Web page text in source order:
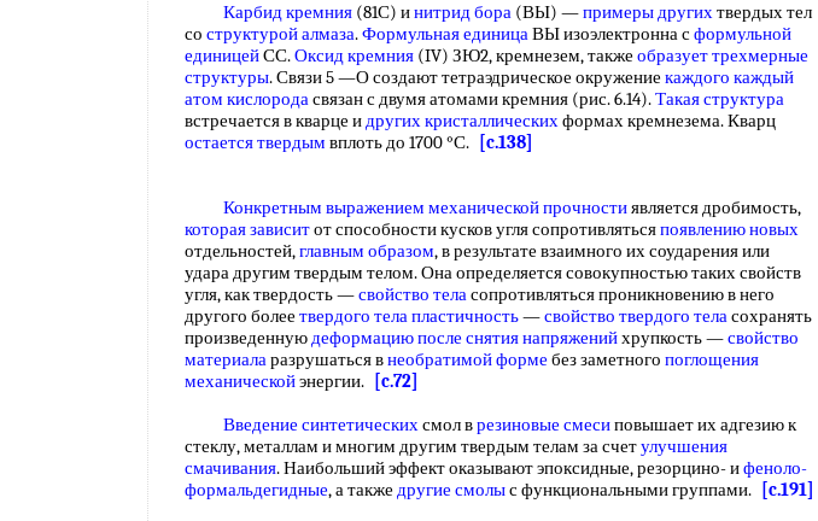
Карбид кремния (81С) инитрид бора (ВЫ) —примеры другихтвердых тел
со структурой алмаза.Формульная единицаВЫ изоэлектронна сформульной
единицейСС.Оксид кремния (IV) ЗЮ2, кремнезем, также образует трехмерные
структуры. Связи 5 —О создают тетраэдрическое окружение каждого каждый
атом кислородасвязан с двумя атомами кремния (рис. 6.14).Такая структура
встречается в кварце идругих кристаллическихформах кремнезема. Кварц
остается твердым вплоть до 1700 °С. [c.138]
Конкретным выражением механической прочностиявляется дробимость,
которая зависитот способности кусков угля сопротивлятьсяпоявлению новых
отдельностей,главным образом, в результате взаимного их соударения или
удара другим твердым телом. Она определяется совокупностью таких свойств
угля, как твердость —свойство теласопротивляться проникновению в него
другого более твердого тела пластичность—свойство твердого теласохранять
произведеннуюдеформацию после снятия напряженийхрупкость —свойство
материаларазрушаться внеобратимой форме без заметного поглощения
механическойэнергии.
[c.72]
Введение синтетическихсмол врезиновые смесиповышает их адгезию к
стеклу, металлам и многим другим твердым телам за счетулучшения
смачивания. Наибольший эффект оказывают эпоксидные, резорцино- ифеноло-
формальдегидные, а также другие смолыс функциональными группами.
[c.191]